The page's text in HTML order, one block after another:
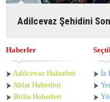
Adilcevaz Şehidini
Haberler
Adilcevaz Haberleri
Ahlat Haberleri
Bitlis Haberleri
İz